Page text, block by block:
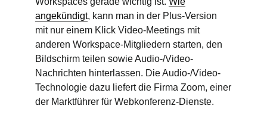
angekündigt, kann man in der Plus-Version
mit nur einem Klick Video-Meetings mit
anderen Workspace-Mitgliedern starten, den
Bildschirm teilen sowie Audio-/Video-
Nachrichten hinterlassen. Die Audio-/Video-
Technologie dazu liefert die Firma Zoom, einer
der Marktführer für Webkonferenz-Dienste.